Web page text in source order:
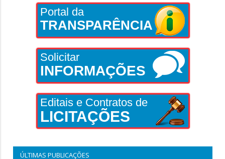
Portal da
TRANSPARÊNCIA
Solicitar
INFORMAÇÕES
Editais e Contratos de
LICITAÇÕES
ÚLTIMAS PUBLICAÇÕES